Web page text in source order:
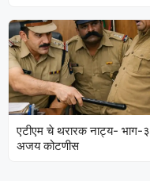
एटीएम चे थरारक नाट्य- भाग-३
अजय कोटणीस